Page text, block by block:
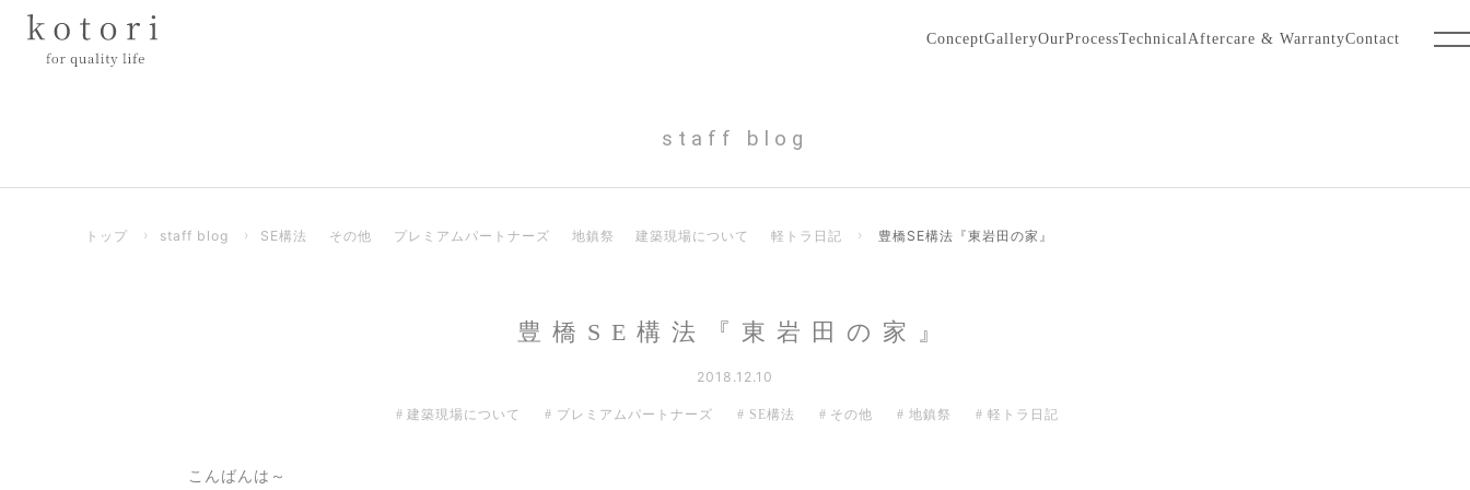
ConceptGalleryOurProcessTechnicalAftercare & WarrantyContact
staff blog
トップ › staff blog › SE構法 その他 プレミアムパートナーズ 地鎮祭 建築現場について 軽トラ日記 › 豊橋SE構法『東岩田の家』
豊橋SE構法『東岩田の家』
2018.12.10
建築現場について プレミアムパートナーズ SE構法 その他 地鎮祭 軽トラ日記
こんばんは～